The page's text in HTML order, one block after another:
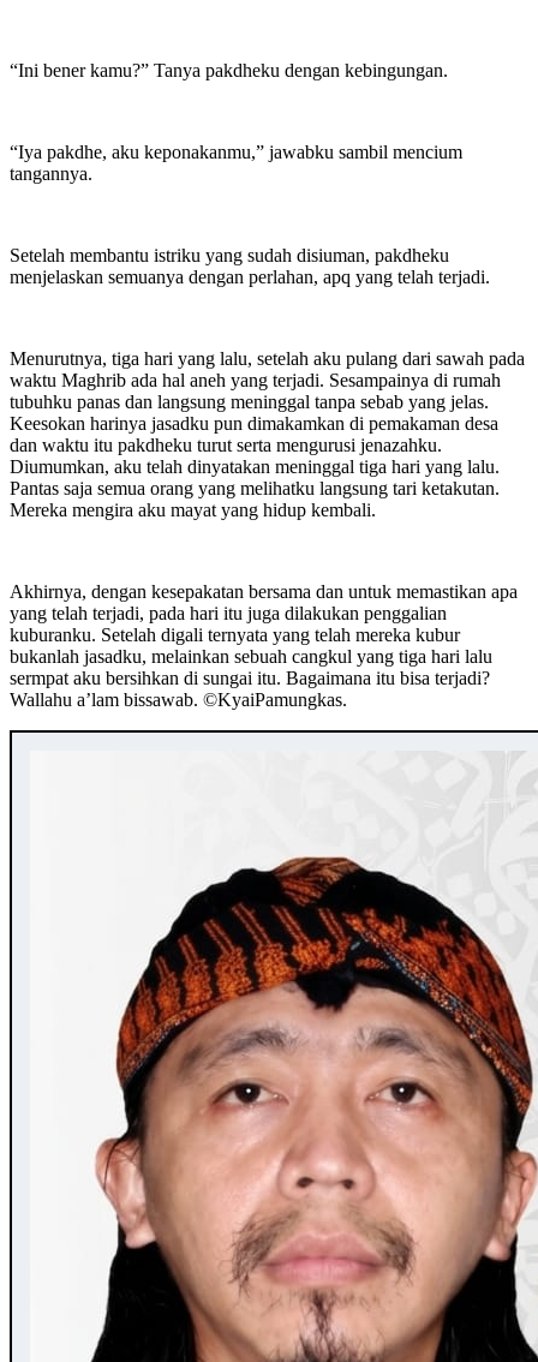
“Ini bener kamu?” Tanya pakdheku dengan kebingungan.
“Iya pakdhe, aku keponakanmu,” jawabku sambil mencium
tangannya.
Setelah membantu istriku yang sudah disiuman, pakdheku
menjelaskan semuanya dengan perlahan, apq yang telah terjadi.
Menurutnya, tiga hari yang lalu, setelah aku pulang dari sawah pada
waktu Maghrib ada hal aneh yang terjadi. Sesampainya di rumah
tubuhku panas dan langsung meninggal tanpa sebab yang jelas.
Keesokan harinya jasadku pun dimakamkan di pemakaman desa
dan waktu itu pakdheku turut serta mengurusi jenazahku.
Diumumkan, aku telah dinyatakan meninggal tiga hari yang lalu.
Pantas saja semua orang yang melihatku langsung tari ketakutan.
Mereka mengira aku mayat yang hidup kembali.
Akhirnya, dengan kesepakatan bersama dan untuk memastikan apa
yang telah terjadi, pada hari itu juga dilakukan penggalian
kuburanku. Setelah digali ternyata yang telah mereka kubur
bukanlah jasadku, melainkan sebuah cangkul yang tiga hari lalu
sermpat aku bersihkan di sungai itu. Bagaimana itu bisa terjadi?
Wallahu a’lam bissawab. ©️KyaiPamungkas.